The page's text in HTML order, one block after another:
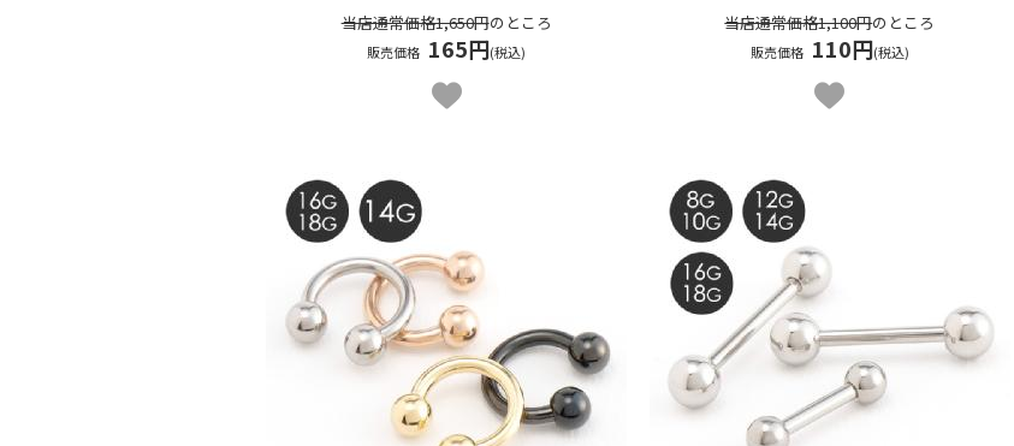
当店通常価格1,650円のところ
販売価格 165円(税込)
当店通常価格1,100円のところ
販売価格 110円(税込)